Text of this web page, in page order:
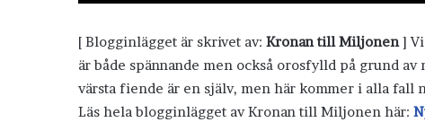
[ Blogginlägget är skrivet av: Kronan till Miljonen] Vi
är både spännande men också orosfylld på grund
värsta fiende är en själv, men här kommer i alla fall
Läs hela blogginlägget av Kronan till Miljonen här: